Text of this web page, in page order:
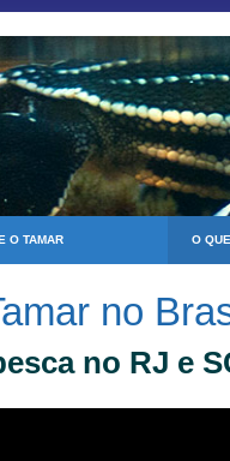
O TAMAR O
no
no RJ e